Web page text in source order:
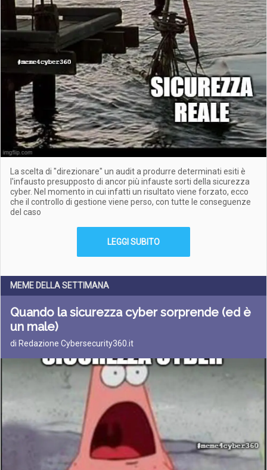
La scelta di "direzionare" un audit a produrre determinati esiti è
l'infausto presupposto di ancor più infauste sorti della sicurezza
cyber. Nel momento in cui infatti un risultato viene forzato, ecco
che il controllo di gestione viene perso, con tutte le conseguenze
del caso
LEGGI SUBITO
MEME DELLA SETTIMANA
Quando la sicurezza cyber sorprende (ed è
un male)
di Redazione Cybersecurity360.it